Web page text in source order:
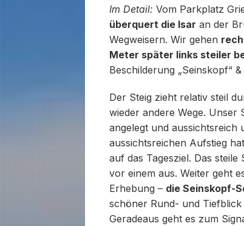
Im Detail: Vom Parkplatz
überquert die Isar an der
Wegweisern. Wir gehen
Meter später links steiler
Beschilderung „Seinskopf“
Der Steig zieht relativ steil
wieder andere Wege. Unser
angelegt und aussichtsreich
aussichtsreichen Aufstieg
auf das Tagesziel. Das
vor einem aus. Weiter geht
Erhebung – die Seinskopf-
schöner Rund- und
Geradeaus geht es zum